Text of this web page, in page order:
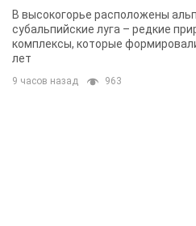
В высокогорье расположены
субальпийские луга – редкие
комплексы, которые
лет
9 часов назад 963